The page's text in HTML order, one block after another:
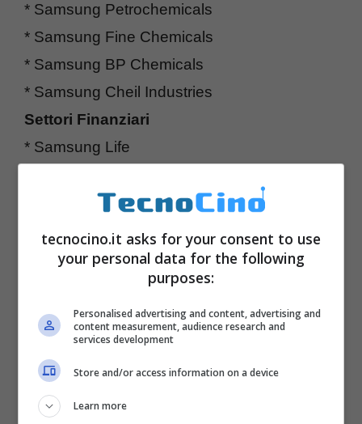
* Samsung Petrochemicals
* Samsung Fine Chemicals
* Samsung BP Chemicals
* Samsung Cheil Industries
Settori Finanziari
* Samsung Life
* Samsung Card
* Samsung Securities
* Samsung Investment Trust Management
* Samsung Venture Investment
Settori di vendita al dettaglio
* Samsung Corporation
* Samsung Plaza
Settori Ingegneria e costruzioni
tecnocino.it asks for your consent to use
your personal data for the following
purposes:
Personalised advertising and content, advertising and
content measurement, audience research and
services development
Store and/or access information on a device
Learn more